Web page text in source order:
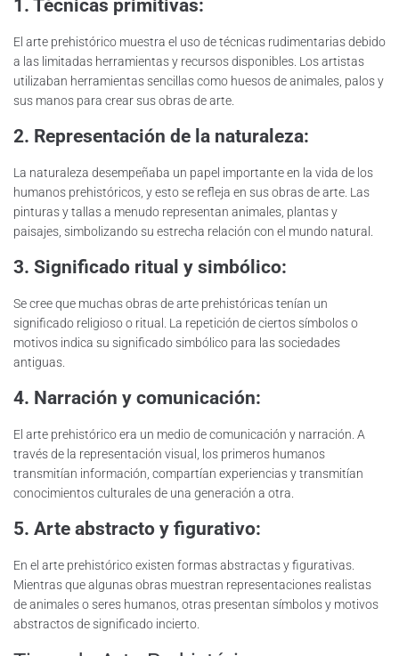
1. Técnicas primitivas:
El arte prehistórico muestra el uso de técnicas rudimentarias debido
a las limitadas herramientas y recursos disponibles. Los artistas
utilizaban herramientas sencillas como huesos de animales, palos y
sus manos para crear sus obras de arte.
2. Representación de la naturaleza:
La naturaleza desempeñaba un papel importante en la vida de los
humanos prehistóricos, y esto se refleja en sus obras de arte. Las
pinturas y tallas a menudo representan animales, plantas y
paisajes, simbolizando su estrecha relación con el mundo natural.
3. Significado ritual y simbólico:
Se cree que muchas obras de arte prehistóricas tenían un
significado religioso o ritual. La repetición de ciertos símbolos o
motivos indica su significado simbólico para las sociedades
antiguas.
4. Narración y comunicación:
El arte prehistórico era un medio de comunicación y narración. A
través de la representación visual, los primeros humanos
transmitían información, compartían experiencias y transmitían
conocimientos culturales de una generación a otra.
5. Arte abstracto y figurativo:
En el arte prehistórico existen formas abstractas y figurativas.
Mientras que algunas obras muestran representaciones realistas
de animales o seres humanos, otras presentan símbolos y motivos
abstractos de significado incierto.